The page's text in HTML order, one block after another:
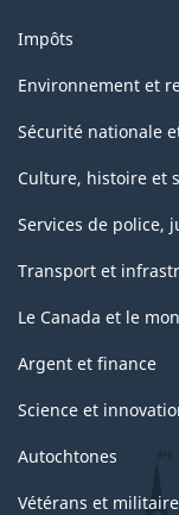
Impôts
Environnement et
Sécurité nationale
Culture, histoire et
Services de police,
Transport et
Le Canada et le
Argent et finance
Science et
Autochtones
Vétérans et